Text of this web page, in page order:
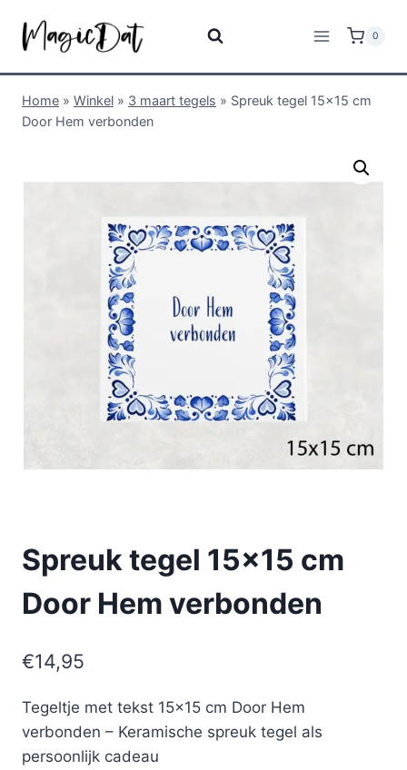
0
Home » Winkel » 3 maart tegels » Spreuk tegel 15×15 cm
Door Hem verbonden
Spreuk tegel 15×15 cm
Door Hem verbonden
€14,95
Tegeltje met tekst 15×15 cm Door Hem
verbonden – Keramische spreuk tegel als
persoonlijk cadeau